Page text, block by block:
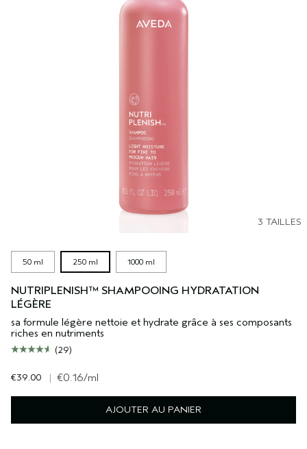
3 TAILLES
50 ml 250 ml 1000 ml
NUTRIPLENISH™ SHAMPOOING HYDRATATION
LÉGÈRE
sa formule légère nettoie et hydrate grâce à ses composants
riches en nutriments
(29)
€39.00 | €0.16/ml
AJOUTER AU PANIER